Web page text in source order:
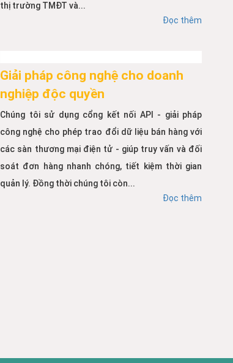
thị trường TMĐT và...
Đọc thêm
Giải pháp công nghệ cho doanh
nghiệp độc quyền
Chúng tôi sử dụng cổng kết nối API - giải pháp
công nghệ cho phép trao đổi dữ liệu bán hàng với
các sàn thương mại điện tử - giúp truy vấn và đối
soát đơn hàng nhanh chóng, tiết kiệm thời gian
quản lý. Đồng thời chúng tôi còn...
Đọc thêm